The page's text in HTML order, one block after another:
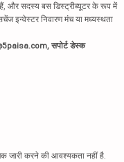
और सदस्य बस डिस्ट्रीब्यूटर के रूप में
इन्वेस्टर निवारण मंच या मध्यस्थता
सपोर्ट डेस्क
जारी करने की आवश्यकता नहीं है.